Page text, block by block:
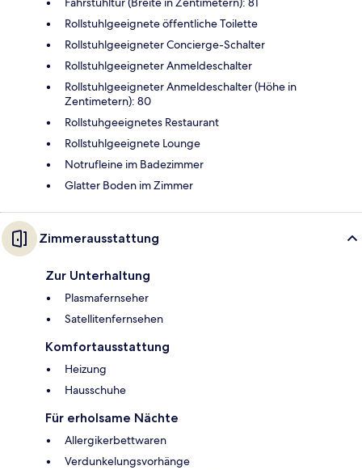
Rollstuhlgeeignete öffentliche Toilette
Rollstuhlgeeigneter Concierge-Schalter
Rollstuhlgeeigneter Anmeldeschalter
Rollstuhlgeeigneter Anmeldeschalter (Höhe in
Zentimetern): 80
Rollstuhgeeignetes Restaurant
Rollstuhlgeeignete Lounge
Notrufleine im Badezimmer
Glatter Boden im Zimmer
Zimmerausstattung
Zur Unterhaltung
Plasmafernseher
Satellitenfernsehen
Komfortausstattung
Heizung
Hausschuhe
Für erholsame Nächte
Allergikerbettwaren
Verdunkelungsvorhänge